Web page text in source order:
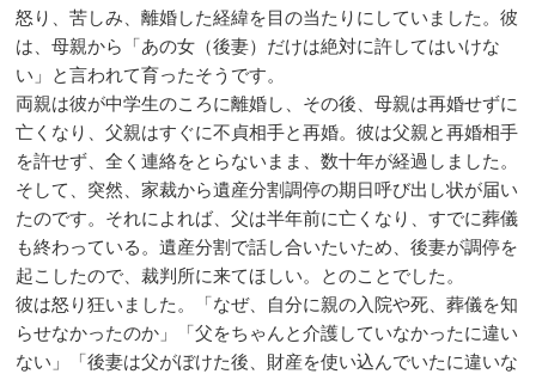
怒り、苦しみ、離婚した経緯を目の当たりにしていました。彼
は、母親から「あの女（後妻）だけは絶対に許してはいけな
い」と言われて育ったそうです。
両親は彼が中学生のころに離婚し、その後、母親は再婚せずに
亡くなり、父親はすぐに不貞相手と再婚。彼は父親と再婚相手
を許せず、全く連絡をとらないまま、数十年が経過しました。
そして、突然、家裁から遺産分割調停の期日呼び出し状が届い
たのです。それによれば、父は半年前に亡くなり、すでに葬儀
も終わっている。遺産分割で話し合いたいため、後妻が調停を
起こしたので、裁判所に来てほしい。とのことでした。
彼は怒り狂いました。「なぜ、自分に親の入院や死、葬儀を知
らせなかったのか」「父をちゃんと介護していなかったに違い
ない」「後妻は父がぼけた後、財産を使い込んでいたに違いな